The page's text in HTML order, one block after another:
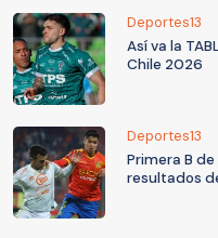
Deportes13
Así va la
Chile 2026
Deportes13
Primera B
resultados